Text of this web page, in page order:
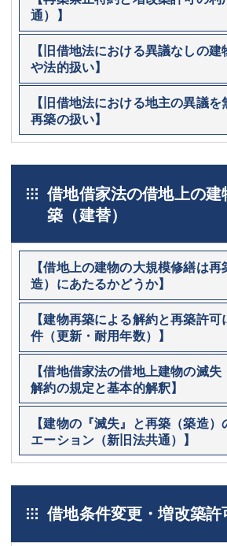
通）】
【旧借地法における異議なしの
や法的扱い】
【旧借地法における地主の異議
再築の扱い】
借地借家法の借地上の
築（建替）
【借地上の建物の大規模修繕は
造）にあたるかどうか】
【建物再築による解約と再築許
件（更新・耐用年数）】
【借地借家法の借地上建物の滅
解約の規定と基本的解釈】
【建物の『滅失』と再築（築造）
エーション（新旧法共通）】
借地条件変更・増改築許